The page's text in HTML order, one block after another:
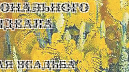
усадьба